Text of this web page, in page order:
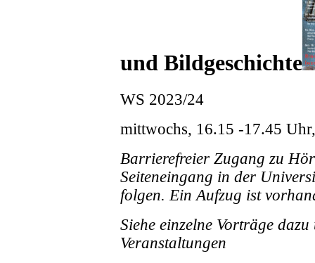
und Bildgeschichte
WS 2023/24
mittwochs, 16.15 -17.45
Barrierefreier Zugang zu
Seiteneingang in der
folgen. Ein Aufzug ist
Siehe einzelne Vorträge
Veranstaltungen